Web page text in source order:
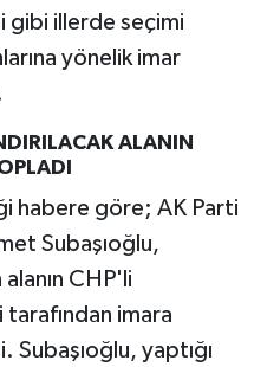
gibi illerde seçimi
yönelik imar
ALANIN
habere göre; AK Parti
Subaşıoğlu,
alanın CHP'li
imara
Subaşıoğlu, yaptığı